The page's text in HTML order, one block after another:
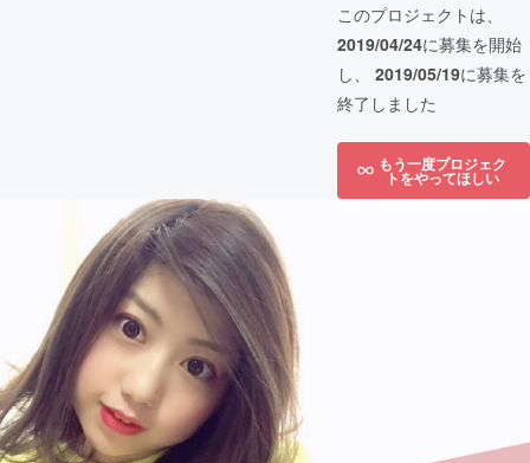
このプロジェクトは、
2019/04/24に募集を開始
し、 2019/05/19に募集を
終了しました
もう一度プロジェク
トをやってほしい